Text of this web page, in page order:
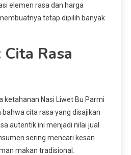
elemen rasa dan harga
tetap dipilih banyak
Rasa
ketahanan Nasi Liwet Bu Parmi
cita rasa yang disajikan
autentik ini menjadi nilai jual
sering mencari kesan
makan tradisional.